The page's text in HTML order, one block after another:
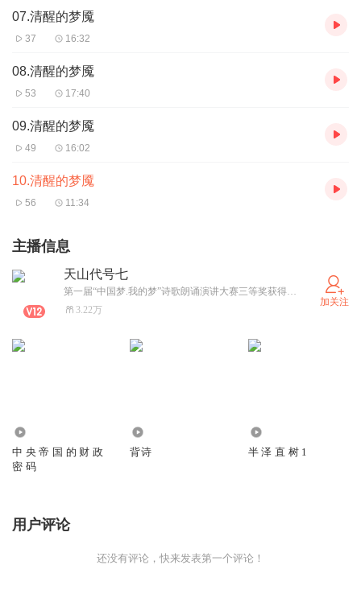
07.清醒的梦魇
37 16:32
08.清醒的梦魇
53 17:40
09.清醒的梦魇
49 16:02
10.清醒的梦魇
56 11:34
主播信息
天山代号七
第一届“中国梦.我的梦”诗歌朗诵演讲大赛三等奖获得者。
3.22万
加关注
中 央 帝 国 的 财 政
密 码
背诗 半 泽 直 树 1
用户评论
还没有评论，快来发表第一个评论！